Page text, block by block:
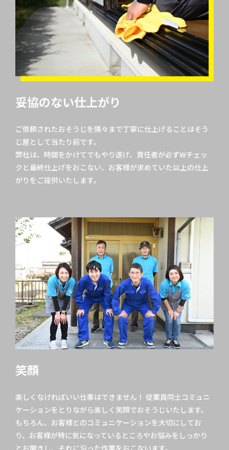
妥協のない仕上がり
ご依頼されたおそうじを隅々まで丁寧に仕上げることはそう
じ屋として当たり前です。
弊社は、時間をかけてでもやり遂げ、責任者が必ずWチェッ
クと最終仕上げをおこない、お客様が求めていた以上の仕上
がりをご提供いたします。
笑顔
楽しくなければいい仕事はできません！ 従業員同士コミュニ
ケーションをとりながら楽しく笑顔でおそうじいたします。
もちろん、お客様とのコミュニケーションを大切にしてお
り、お客様が特に気になっているところやお悩みをしっかり